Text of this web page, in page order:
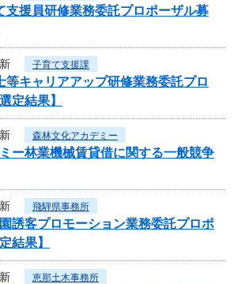
支援員研修業務委託プロポーザル募
子育て支援課
等キャリアアップ研修業務委託プロ
定結果】
森林文化アカデミー
ー林業機械賃貸借に関する一般競争
飛騨県事務所
誘客プロモーション業務委託プロポ
結果】
恵那土木事務所